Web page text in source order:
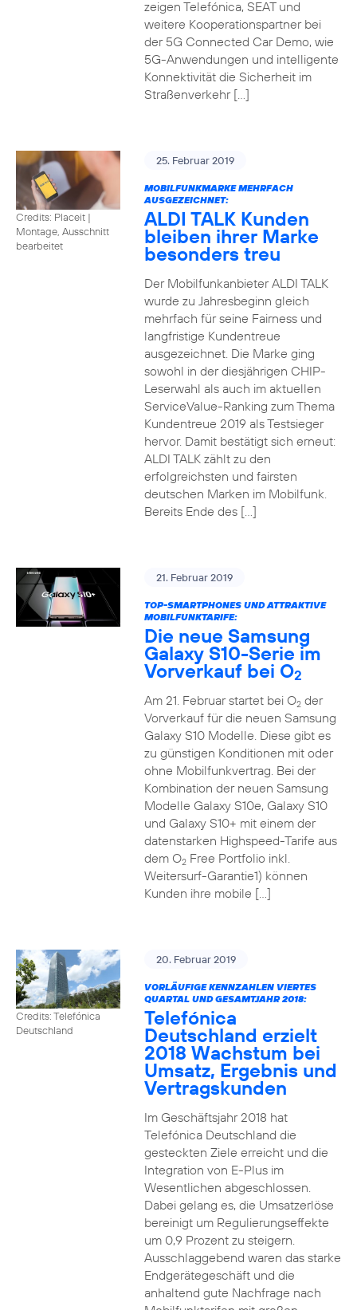
zeigen Telefónica, SEAT und
weitere Kooperationspartner bei
der 5G Connected Car Demo, wie
5G-Anwendungen und intelligente
Konnektivität die Sicherheit im
Straßenverkehr […]
Credits: Placeit |
Montage, Ausschnitt
bearbeitet
25. Februar 2019
MOBILFUNKMARKE MEHRFACH
AUSGEZEICHNET:
ALDI TALK Kunden
bleiben ihrer Marke
besonders treu
Der Mobilfunkanbieter ALDI TALK
wurde zu Jahresbeginn gleich
mehrfach für seine Fairness und
langfristige Kundentreue
ausgezeichnet. Die Marke ging
sowohl in der diesjährigen CHIP-
Leserwahl als auch im aktuellen
ServiceValue-Ranking zum Thema
Kundentreue 2019 als Testsieger
hervor. Damit bestätigt sich erneut:
ALDI TALK zählt zu den
erfolgreichsten und fairsten
deutschen Marken im Mobilfunk.
Bereits Ende des […]
21. Februar 2019
TOP-SMARTPHONES UND ATTRAKTIVE
MOBILFUNKTARIFE:
Die neue Samsung
Galaxy S10-Serie im
Vorverkauf bei O2
Am 21. Februar startet bei O2der
Vorverkauf für die neuen Samsung
Galaxy S10 Modelle. Diese gibt es
zu günstigen Konditionen mit oder
ohne Mobilfunkvertrag. Bei der
Kombination der neuen Samsung
Modelle Galaxy S10e, Galaxy S10
und Galaxy S10+ mit einem der
datenstarken Highspeed-Tarife aus
dem O2Free Portfolio inkl.
Weitersurf-Garantie1) können
Kunden ihre mobile […]
Credits: Telefónica
Deutschland
20. Februar 2019
VORLÄUFIGE KENNZAHLEN VIERTES
QUARTAL UND GESAMTJAHR 2018:
Telefónica
Deutschland erzielt
2018 Wachstum bei
Umsatz, Ergebnis und
Vertragskunden
Im Geschäftsjahr 2018 hat
Telefónica Deutschland die
gesteckten Ziele erreicht und die
Integration von E-Plus im
Wesentlichen abgeschlossen.
Dabei gelang es, die Umsatzerlöse
bereinigt um Regulierungseffekte
um 0,9 Prozent zu steigern.
Ausschlaggebend waren das starke
Endgerätegeschäft und die
anhaltend gute Nachfrage nach